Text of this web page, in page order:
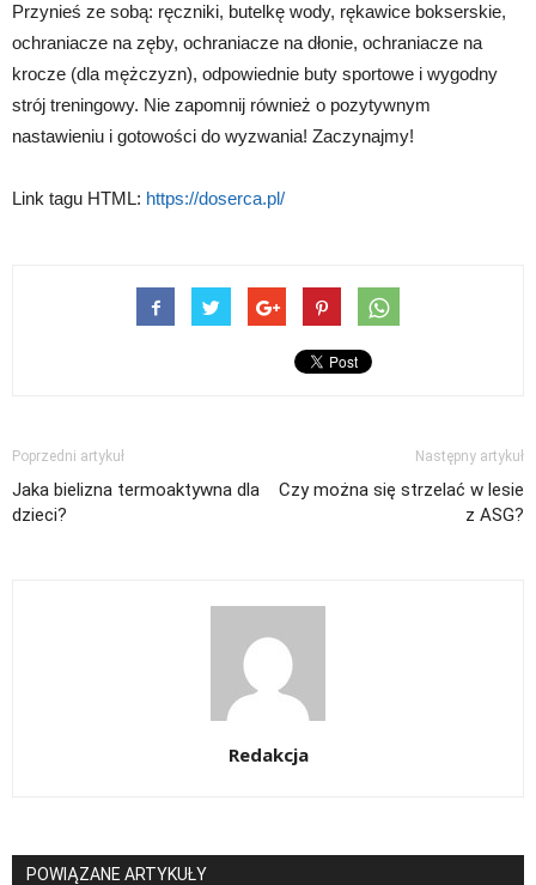
Przynieś ze sobą: ręczniki, butelkę wody, rękawice bokserskie,
ochraniacze na zęby, ochraniacze na dłonie, ochraniacze na
krocze (dla mężczyzn), odpowiednie buty sportowe i wygodny
strój treningowy. Nie zapomnij również o pozytywnym
nastawieniu i gotowości do wyzwania! Zaczynajmy!
Link tagu HTML: https://doserca.pl/
Poprzedni artykuł
Jaka bielizna termoaktywna dla
dzieci?
Następny artykuł
Czy można się strzelać w lesie
z ASG?
Redakcja
POWIĄZANE ARTYKUŁY